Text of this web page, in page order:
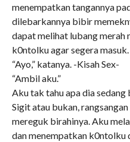
menempatkan tangannya
dilebarkannya bibir
dapat melihat lubang merah
k0ntolku agar segera masuk.
“Ayo,” katanya. -Kisah Sex-
“Ambil aku.”
Aku tak tahu apa dia
Sigit atau bukan,
mereguk birahinya. Aku
dan menempatkan k0ntolku